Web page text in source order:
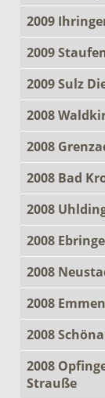
2009
2009
2009 Sulz
2008
2008
2008 Bad
2008
2008
2008
2008
2008
2008
Strauße